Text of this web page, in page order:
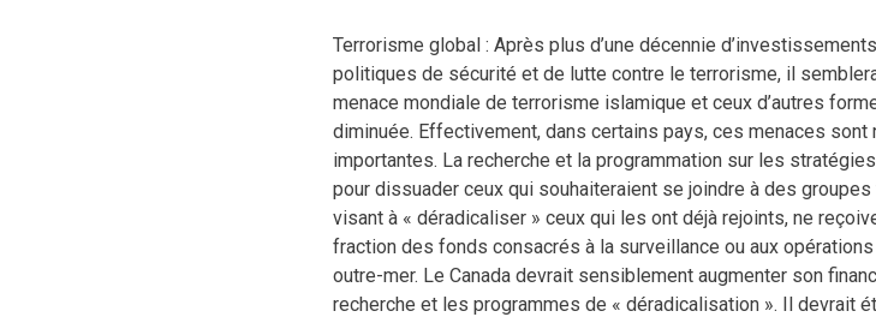
Terrorisme global : Après plus d’une décennie
politiques de sécurité et de lutte contre le terrorisme, il
menace mondiale de terrorisme islamique et ceux d’autres
diminuée. Effectivement, dans certains pays, ces menaces sont
importantes. La recherche et la programmation sur les
pour dissuader ceux qui souhaiteraient se joindre à des
visant à « déradicaliser » ceux qui les ont déjà rejoints, ne
fraction des fonds consacrés à la surveillance ou aux
outre-mer. Le Canada devrait sensiblement augmenter son
recherche et les programmes de « déradicalisation ». Il devrait